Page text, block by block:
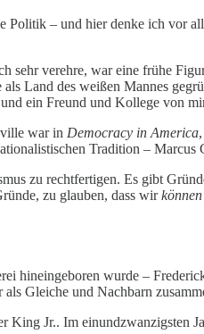
Politik – und hier denke ich vor
verehre, war eine frühe
Land des weißen Mannes
ein Freund und Kollege von
war in Democracy in America
Tradition –
zu rechtfertigen. Es gibt
zu glauben, dass wirkönnen
hineingeboren wurde –
Gleiche und Nachbarn
Jr.. Im einundzwanzigsten